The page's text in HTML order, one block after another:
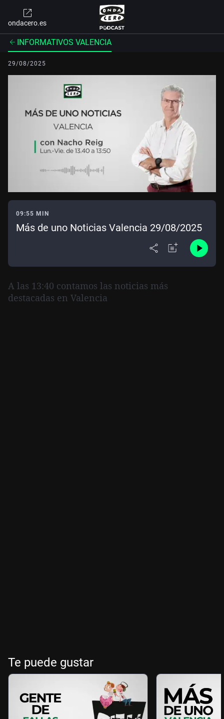
ondacero.es
INFORMATIVOS VALENCIA
29/08/2025
09:55 MIN
Más de uno Noticias Valencia 29/08/2025
A las 13:40 contamos las noticias más
destacadas en Valencia
Te puede gustar